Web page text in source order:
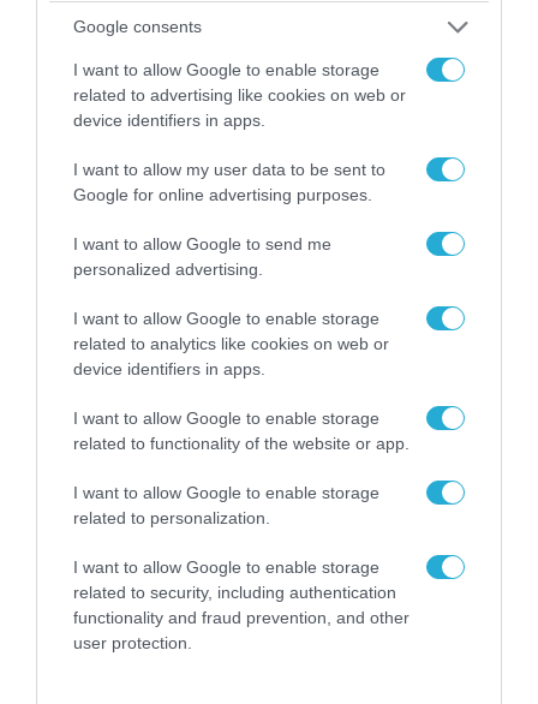
Google consents
I want to allow Google to enable storage
related to advertising like cookies on web or
device identifiers in apps.
I want to allow my user data to be sent to
Google for online advertising purposes.
I want to allow Google to send me
personalized advertising.
I want to allow Google to enable storage
related to analytics like cookies on web or
device identifiers in apps.
I want to allow Google to enable storage
related to functionality of the website or app.
I want to allow Google to enable storage
related to personalization.
I want to allow Google to enable storage
related to security, including authentication
functionality and fraud prevention, and other
user protection.
Σε «αναμμένα κάρβουνα» η Τουρκία:
Περιορίζει την κίνηση πλοίων από την Μαύρη
Θάλασσα
ΠΟΛΙΤΙΚΗ
08.08.2026 | 09:02
του Αρκά για τα τατουάζ (φωτο)